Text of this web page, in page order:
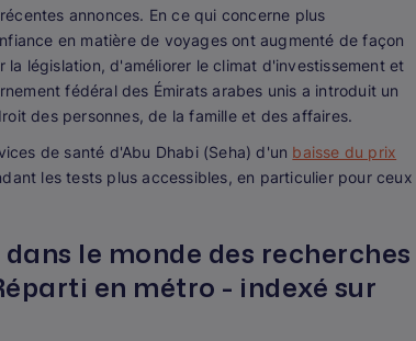
annonces. En ce qui concerne plus
en matière de voyages ont augmenté de façon
législation, d'améliorer le climat d'investissement et
fédéral des Émirats arabes unis a introduit un
des personnes, de la famille et des affaires.
de santé d'Abu Dhabi (Seha) d'un baisse du prix
les tests plus accessibles, en particulier pour ceux
le monde des recherches
en métro - indexé sur